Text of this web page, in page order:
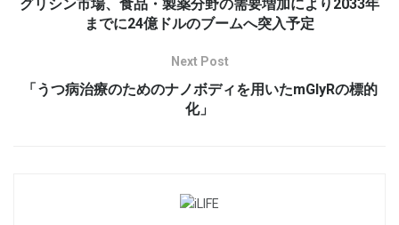
グリシン市場、食品・製薬分野の需要増加により2033年
までに24億ドルのブームへ突入予定
Next Post
「うつ病治療のためのナノボディを用いたmGlyRの標的
化」